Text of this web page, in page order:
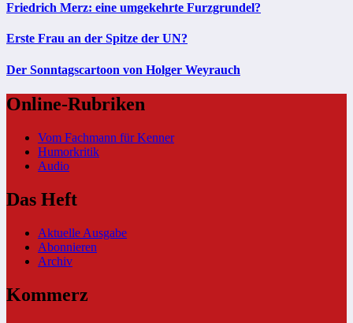
Friedrich Merz: eine umgekehrte Furzgrundel?
Erste Frau an der Spitze der UN?
Der Sonntagscartoon von Holger Weyrauch
Online-Rubriken
Vom Fachmann für Kenner
Humorkritik
Audio
Das Heft
Aktuelle Ausgabe
Abonnieren
Archiv
Kommerz